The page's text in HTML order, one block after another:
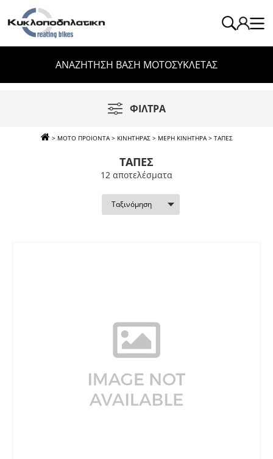
ΑΝΑΖΗΤΗΣΗ ΒΑΣΗ ΜΟΤΟΣΥΚΛΕΤΑΣ
ΦΙΛΤΡΑ
> ΜΟΤΟ ΠΡΟΙΟΝΤΑ > ΚΙΝΗΤΗΡΑΣ > ΜΕΡΗ ΚΙΝΗΤΗΡΑ >ΤΑΠΕΣ
ΤΑΠΕΣ
12 απoτελέσματα